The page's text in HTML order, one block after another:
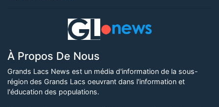
À Propos De Nous
Grands Lacs News est un média d'information de la sous-
région des Grands Lacs oeuvrant dans l'information et
l'éducation des populations.